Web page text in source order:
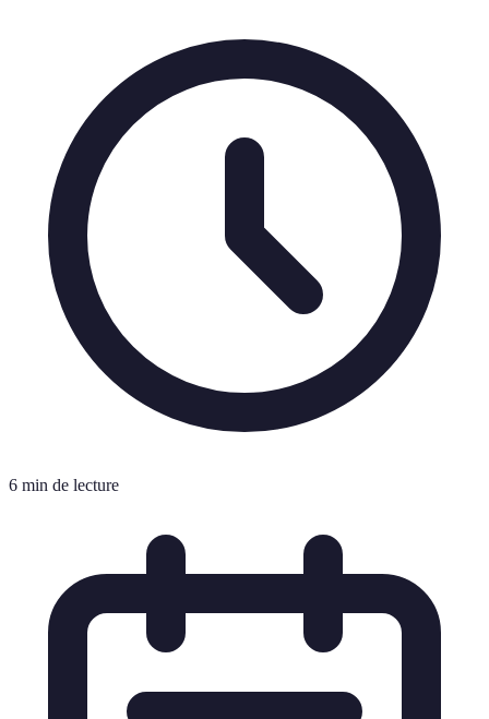
6 min de lecture